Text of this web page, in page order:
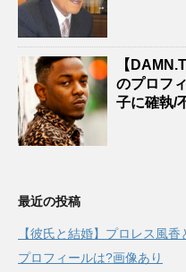
【
のプロフ
子に確執/
最近の投稿
【彼氏と結婚】プロレス風
プロフィールは?画像あり